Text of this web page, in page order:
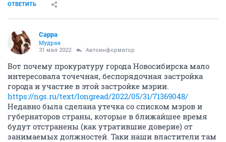
ОТВЕТИТЬ
Сарра
Мудрая
31 мая 2022 Автоинформатор
Вот почему прокуратуру города Новосибирска мало
интересовала точечная, беспорядочная застройка
города и участие в этой застройке мэрии.
https://ngs.ru/text/longread/2022/05/31/71369048/
Недавно была сделана утечка со списком мэров и
губернаторов страны, которые в ближайшее время
будут отстранены (как утратившие доверие) от
занимаемых должностей. Таки наши властители там